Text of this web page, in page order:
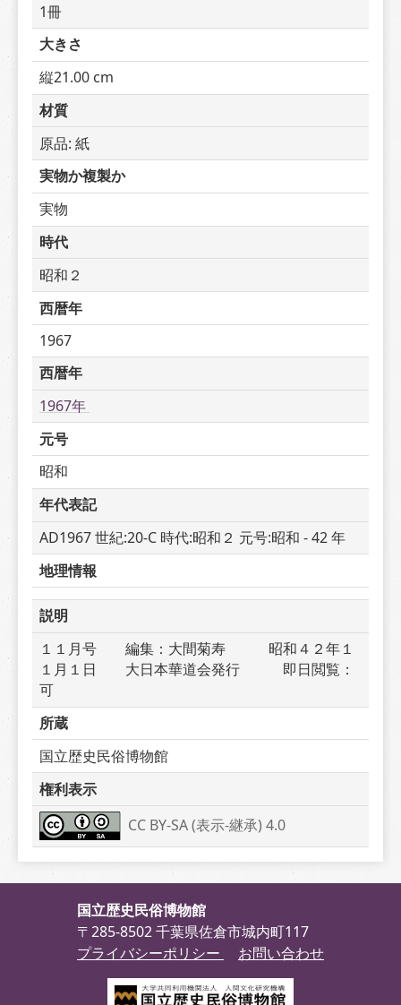
1冊
大きさ
縦21.00 cm
材質
原品: 紙
実物か複製か
実物
時代
昭和２
西暦年
1967
西暦年
1967年
元号
昭和
年代表記
AD1967 世紀:20-C 時代:昭和２ 元号:昭和 - 42 年
地理情報
説明
１１月号　　編集：大間菊寿　　　昭和４２年１
１月１日　　大日本華道会発行　　　即日閲覧：
可
所蔵
国立歴史民俗博物館
権利表示
CC BY-SA (表示-継承) 4.0
国立歴史民俗博物館
〒285-8502 千葉県佐倉市城内町117
プライバシーポリシー
お問い合わせ